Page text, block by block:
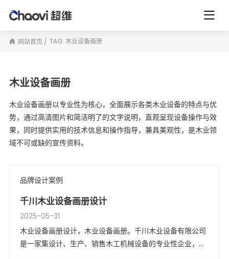
网站首页 TAG: 木业设备画册
木业设备画册
木业设备画册以专业性为核心，全面展示各类木业设备的特点与优
势，通过高清图片和简洁明了的文字说明，直观呈现设备操作与效
果，同时提供实用的技术信息和操作指导，兼具美观性，是木业领
域不可或缺的宣传资料。
品牌设计案例
千川木业设备画册设计
2025-05-31
木业设备画册设计，木业设备画册。千川木业设备有限公司
是一家集设计、生产、销售木工机械设备的专业性企业，拥